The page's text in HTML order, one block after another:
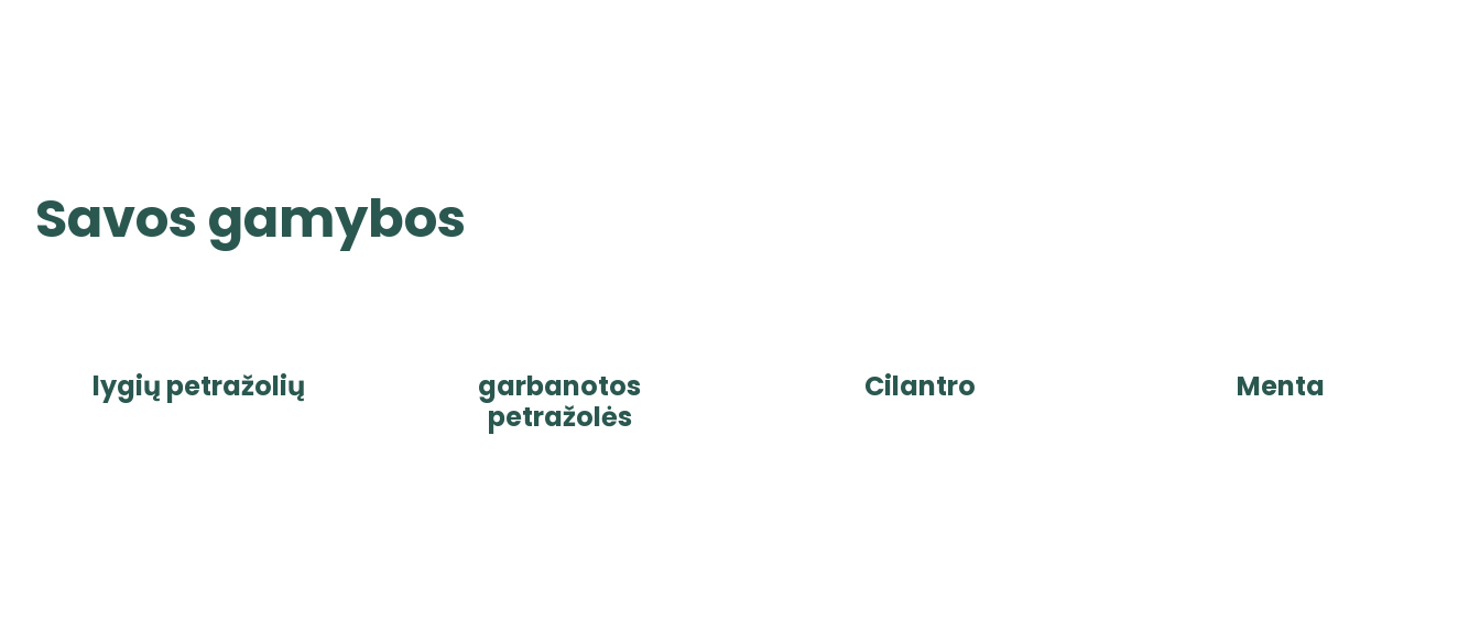
Savos gamybos
lygių petražolių
garbanotos
petražolės
Cilantro Menta